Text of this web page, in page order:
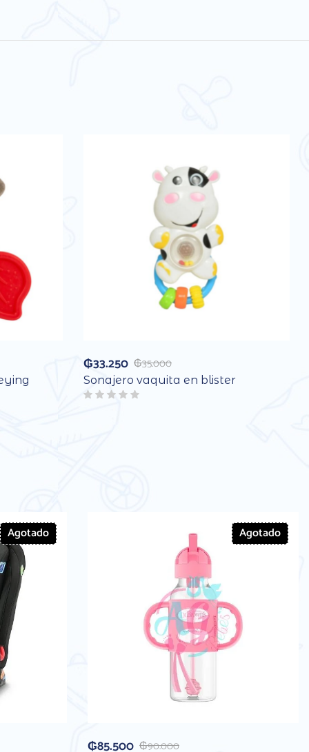
₲35.000
₲33.250
Sonajero vaquita en blister
Agotado Agotado
₲90.000
₲85.500